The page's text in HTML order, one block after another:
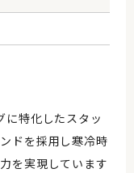
に特化したスタッ
ドを採用し寒冷時
を実現しています